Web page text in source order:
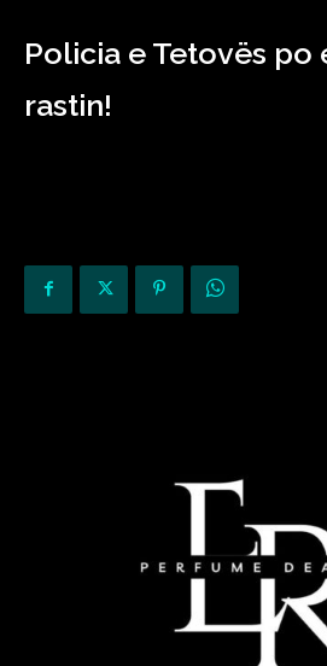
Policia e Tetovës po
rastin!